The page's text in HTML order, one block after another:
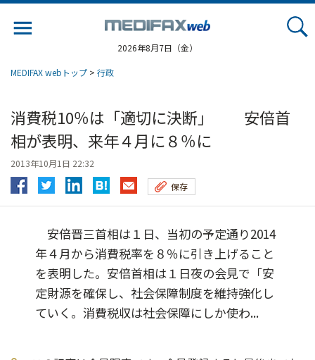
2026年8月7日（金）
MEDIFAX webトップ > 行政
消費税10％は「適切に決断」 安倍首
相が表明、来年４月に８％に
2013年10月1日 22:32
保存
安倍晋三首相は１日、当初の予定通り2014
年４月から消費税率を８％に引き上げること
を表明した。安倍首相は１日夜の会見で「安
定財源を確保し、社会保障制度を維持強化し
ていく。消費税収は社会保障にしか使わ...